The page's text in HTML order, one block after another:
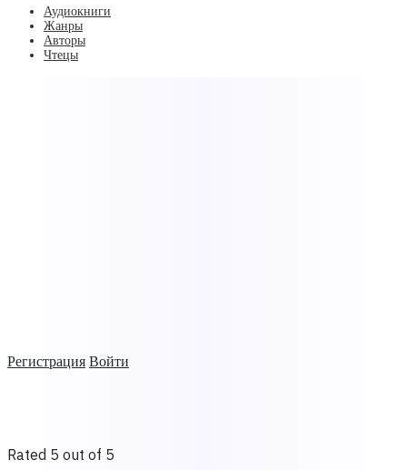
Регистрация Войти
Аудиокниги
Жанры
Авторы
Чтецы
Rated 5 out of 5